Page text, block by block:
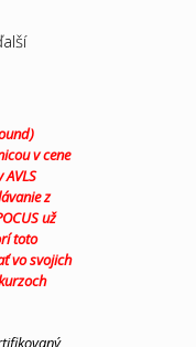
v cene
z
už
toto
vo svojich